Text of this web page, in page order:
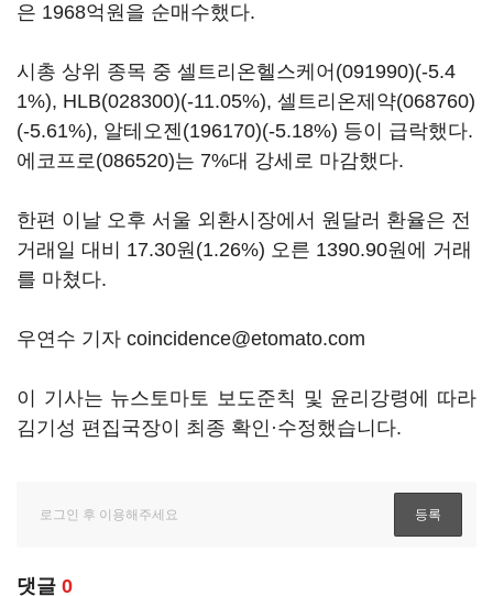
은 1968억원을 순매수했다.
시총 상위 종목 중 셀트리온헬스케어(091990)(-5.4
1%), HLB(028300)(-11.05%), 셀트리온제약(068760)
(-5.61%), 알테오젠(196170)(-5.18%) 등이 급락했다.
에코프로(086520)는 7%대 강세로 마감했다.
한편 이날 오후 서울 외환시장에서 원달러 환율은 전
거래일 대비 17.30원(1.26%) 오른 1390.90원에 거래
를 마쳤다.
우연수 기자 coincidence@etomato.com
이 기사는 뉴스토마토 보도준칙 및 윤리강령에 따라
김기성 편집국장이 최종 확인·수정했습니다.
댓글 0